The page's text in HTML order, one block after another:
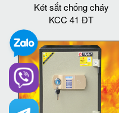
Két sắt chống cháy
KCC 41 ĐT